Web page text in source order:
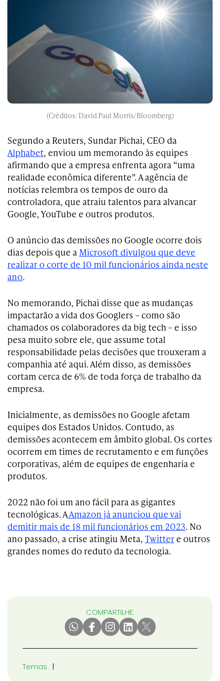
(Créditos: David Paul Morris/Bloomberg)
Segundo a Reuters, Sundar Pichai, CEO da
Alphabet, enviou um memorando às equipes
afirmando que a empresa enfrenta agora “uma
realidade econômica diferente”. A agência de
notícias relembra os tempos de ouro da
controladora, que atraiu talentos para alvancar
Google, YouTube e outros produtos.
O anúncio das demissões no Google ocorre dois
dias depois que a Microsoft divulgou que deve
realizar o corte de 10 mil funcionários ainda neste
ano.
No memorando, Pichai disse que as mudanças
impactarão a vida dos Googlers – como são
chamados os colaboradores da big tech – e isso
pesa muito sobre ele, que assume total
responsabilidade pelas decisões que trouxeram a
companhia até aqui. Além disso, as demissões
cortam cerca de 6% de toda força de trabalho da
empresa.
Inicialmente, as demissões no Google afetam
equipes dos Estados Unidos. Contudo, as
demissões acontecem em âmbito global. Os cortes
ocorrem em times de recrutamento e em funções
corporativas, além de equipes de engenharia e
produtos.
2022 não foi um ano fácil para as gigantes
tecnológicas. AAmazon já anunciou que vai
demitir mais de 18 mil funcionários em 2023. No
ano passado, a crise atingiu Meta, Twitter e outros
grandes nomes do reduto da tecnologia.
COMPARTILHE:
Temas